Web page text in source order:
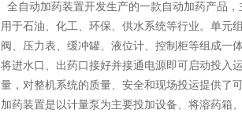
全自动加药装置开发生产的一款自动加药产品
用于石油、化工、环保、供水系统等行业。单元
阀、压力表、缓冲罐、液位计、控制柜等组成一
将进水口、出药口接好并接通电源即可启动投入
量，对整机系统的质量、安全和现场投运提供了可
加药装置是以计量泵为主要投加设备、将溶药箱